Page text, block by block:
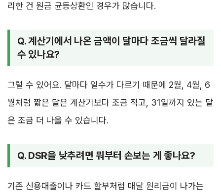
리한 건 원금 균등상환인 경우가 많습니다.
Q. 계산기에서 나온 금액이 달마다 조금씩 달라질
수 있나요?
그럴 수 있어요. 달마다 일수가 다르기 때문에 2월, 4월, 6
월처럼 짧은 달은 계산기보다 조금 적고, 31일까지 있는 달
은 조금 더 나올 수 있습니다.
Q. DSR을 낮추려면 뭐부터 손보는 게 좋나요?
기존 신용대출이나 카드 할부처럼 매달 원리금이 나가는